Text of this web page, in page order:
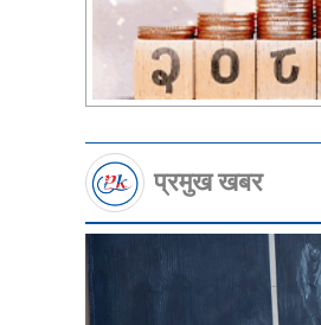
प्रमुख खबर